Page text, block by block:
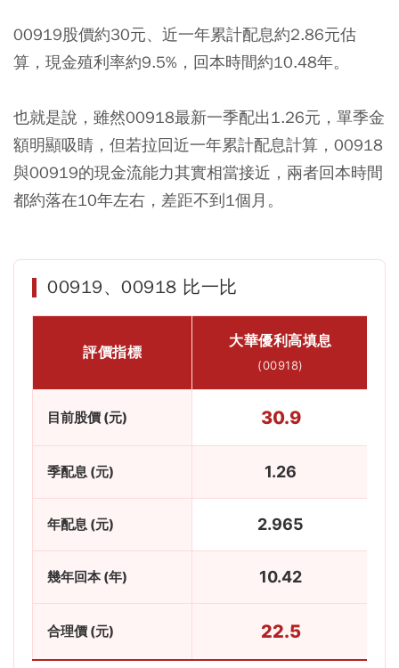
00919股價約30元、近一年累計配息約2.86元估
算，現金殖利率約9.5%，回本時間約10.48年。
也就是說，雖然00918最新一季配出1.26元，單季金
額明顯吸睛，但若拉回近一年累計配息計算，00918
與00919的現金流能力其實相當接近，兩者回本時間
都約落在10年左右，差距不到1個月。
00919、00918 比一比
評價指標
大華優利高填息
(00918)
目前股價 (元) 30.9
季配息 (元) 1.26
年配息 (元) 2.965
幾年回本 (年) 10.42
合理價 (元) 22.5